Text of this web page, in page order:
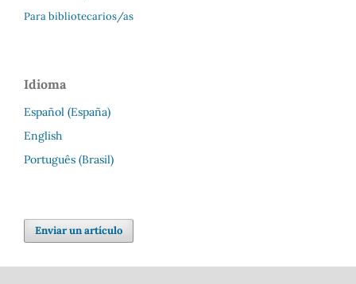
Para bibliotecarios/as
Idioma
Español (España)
English
Português (Brasil)
Enviar un artículo